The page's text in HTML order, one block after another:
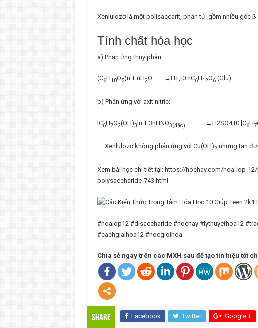
Xenlulozơ là một polisaccarit, phân tử gồm nhiều gốc
Tính chất hóa học
a) Phản ứng thủy phân:
(C6H10O5)n + nH2O −−−→H+,t0 nC6H12O6(Glu)
b) Phản ứng với axit nitric:
[C6H7O2(OH)3 ]n + 3nHNO3(đặc) −−−−−→H2SO4,t0 [C6H7
– Xenlulozơ không phản ứng với Cu(OH)2 nhưng tan
Xem bài học chi tiết tại: https://hochay.com/hoa-lop-
polysaccharide-743.html
#hoalop12 #disaccharide #hochay #lythuyethoa12
#cachgiaihoa12 #hocgioihoa
Chia sẻ ngay trên các MXH sau để tạo tín hiệu tốt
Share Facebook Twitter Google +